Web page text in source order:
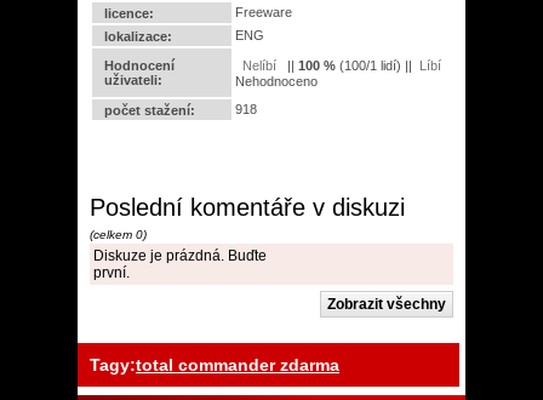
licence:
Freeware
lokalizace:
ENG
Hodnocení
uživateli:
|| 100 % (100/1 lidí) ||
Nehodnoceno
počet stažení:
918
Poslední komentáře v diskuzi
(celkem 0)
Diskuze je prázdná. Buďte
první.
Tagy:total commander zdarma